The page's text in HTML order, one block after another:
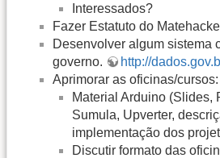
Interessados?
Fazer Estatuto do
Desenvolver algum sistema
governo.
http://
Aprimorar as oficinas/cursos:
Material Arduino (Slides,
Sumula, Upverter,
implementação dos
Discutir formato das